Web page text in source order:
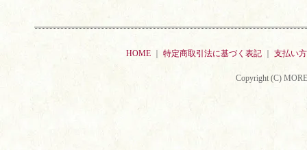
HOME 特定商取引法に基づく表記 支払い
Copyright (C)